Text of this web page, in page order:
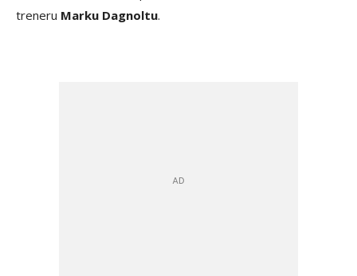
treneru Marku Dagnoltu.